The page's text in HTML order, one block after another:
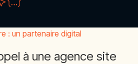
: un partenaire digital
à une agence site